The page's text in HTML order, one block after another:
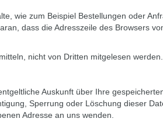
wie zum Beispiel Bestellungen oder
dass die Adresszeile des Browsers
nicht von Dritten mitgelesen werden.
Auskunft über Ihre
Sperrung oder Löschung dieser
Adresse an uns wenden.